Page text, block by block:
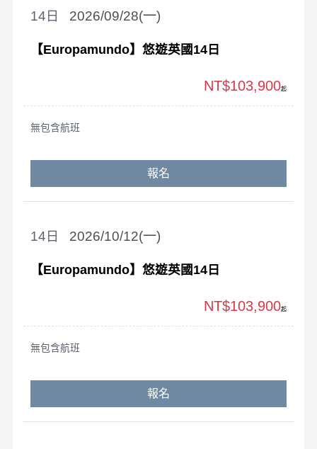
2026/09/28(一)
14
【Europamundo】悠遊英國14日
無包含航班
NT$103,900起
報名
2026/10/12(一)
14
【Europamundo】悠遊英國14日
無包含航班
NT$103,900起
報名